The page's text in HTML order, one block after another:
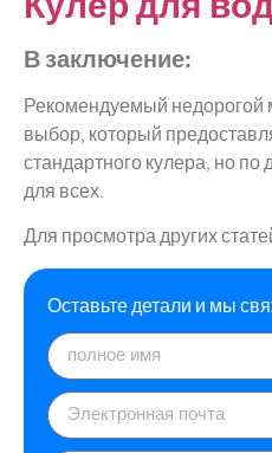
В заключение:
Рекомендуемый недорогой
выбор, который
стандартного кулера, но по
для всех.
Для просмотра других
Оставьте детали и мы